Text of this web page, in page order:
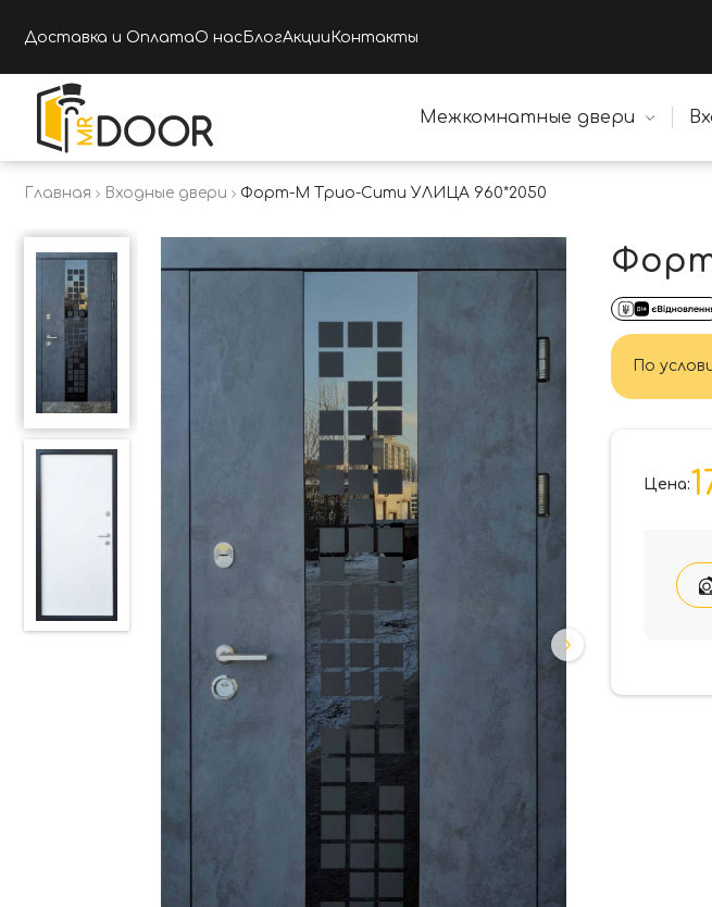
Доставка и ОплатаО нас БлогАкции Контакты
Межкомнатные двери
Главная Входные двери Форт-М Трио-Сити УЛИЦА 960*2050
По
Цена: